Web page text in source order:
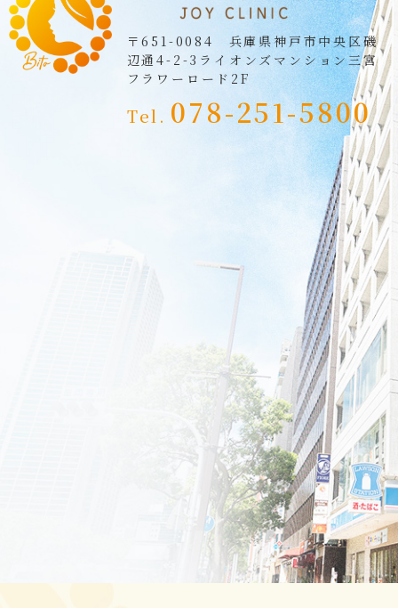
〒651-0084 兵庫県神戸市中央区磯
辺通4-2-3 ライオンズマンション三宮
フラワーロード2F
Tel. 078-251-5800